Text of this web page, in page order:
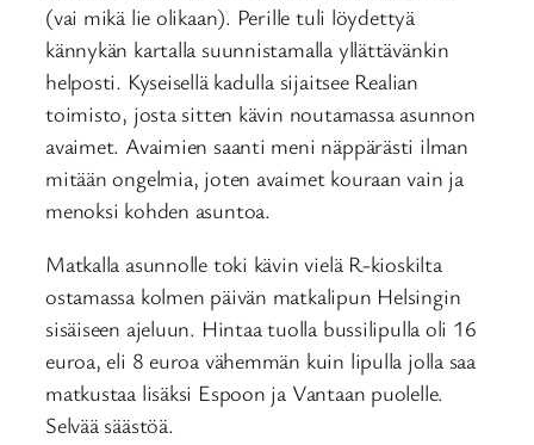
(vai mikä lie olikaan). Perille tuli löydettyä
kännykän kartalla suunnistamalla yllättävänkin
helposti. Kyseisellä kadulla sijaitsee Realian
toimisto, josta sitten kävin noutamassa asunnon
avaimet. Avaimien saanti meni näppärästi ilman
mitään ongelmia, joten avaimet kouraan vain ja
menoksi kohden asuntoa.
Matkalla asunnolle toki kävin vielä R-kioskilta
ostamassa kolmen päivän matkalipun Helsingin
sisäiseen ajeluun. Hintaa tuolla bussilipulla oli 16
euroa, eli 8 euroa vähemmän kuin lipulla jolla saa
matkustaa lisäksi Espoon ja Vantaan puolelle.
Selvää säästöä.